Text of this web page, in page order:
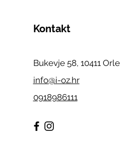
Kontakt
Bukevje 58, 10411 Orle
info@i-oz.hr
0918986111